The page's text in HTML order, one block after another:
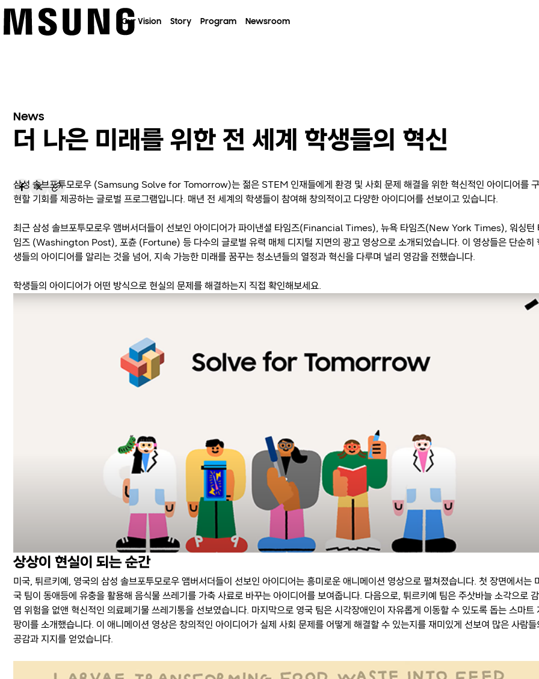
Our Vision Story Program Newsroom
News
더 나은 미래를 위한 전 세계 학생들의 혁신
삼성 솔브포투모로우 (Samsung Solve for Tomorrow)는 젊은 STEM 인재들에게 환경 및 사회 문제 해결을 위한 혁신적인 아이디어를 구
현할 기회를 제공하는 글로벌 프로그램입니다. 매년 전 세계의 학생들이 참여해 창의적이고 다양한 아이디어를 선보이고 있습니다.
최근 삼성 솔브포투모로우 앰버서더들이 선보인 아이디어가 파이낸셜 타임즈(Financial Times), 뉴욕 타임즈(New York Times), 워싱턴
임즈 (Washington Post), 포츈 (Fortune) 등 다수의 글로벌 유력 매체 디지털 지면의 광고 영상으로 소개되었습니다. 이 영상들은 단순히
생들의 아이디어를 알리는 것을 넘어, 지속 가능한 미래를 꿈꾸는 청소년들의 열정과 혁신을 다루며 널리 영감을 전했습니다.
학생들의 아이디어가 어떤 방식으로 현실의 문제를 해결하는지 직접 확인해보세요.
상상이 현실이 되는 순간
미국, 튀르키예, 영국의 삼성 솔브포투모로우 앰버서더들이 선보인 아이디어는 흥미로운 애니메이션 영상으로 펼쳐졌습니다. 첫 장면에서는
국 팀이 동애등에 유충을 활용해 음식물 쓰레기를 가축 사료로 바꾸는 아이디어를 보여줍니다. 다음으로, 튀르키예 팀은 주삿바늘 소각으로 감
염 위험을 없앤 혁신적인 의료폐기물 쓰레기통을 선보였습니다. 마지막으로 영국 팀은 시각장애인이 자유롭게 이동할 수 있도록 돕는 스마트
팡이를 소개했습니다. 이 애니메이션 영상은 창의적인 아이디어가 실제 사회 문제를 어떻게 해결할 수 있는지를 재미있게 선보여 많은 사람들
공감과 지지를 얻었습니다.